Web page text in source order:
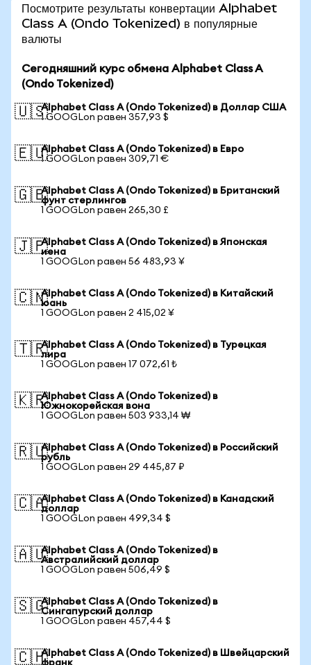
Посмотрите результаты конвертации Alphabet
Class A (Ondo Tokenized) в популярные
валюты
Сегодняшний курс обмена Alphabet Class A
(Ondo Tokenized)
🇺🇸Alphabet Class A (Ondo Tokenized) в Доллар США
1 GOOGLon равен 357,93 $
🇪🇺Alphabet Class A (Ondo Tokenized) в Евро
1 GOOGLon равен 309,71 €
🇬🇧Alphabet Class A (Ondo Tokenized) в Британский
фунт стерлингов
1 GOOGLon равен 265,30 £
🇯🇵Alphabet Class A (Ondo Tokenized) в Японская
иена
1 GOOGLon равен 56 483,93 ¥
🇨🇳Alphabet Class A (Ondo Tokenized) в Китайский
юань
1 GOOGLon равен 2 415,02 ¥
🇹🇷Alphabet Class A (Ondo Tokenized) в Турецкая
лира
1 GOOGLon равен 17 072,61 ₺
🇰🇷Alphabet Class A (Ondo Tokenized) в
Южнокорейская вона
1 GOOGLon равен 503 933,14 ₩
🇷🇺Alphabet Class A (Ondo Tokenized) в Российский
рубль
1 GOOGLon равен 29 445,87 ₽
🇨🇦Alphabet Class A (Ondo Tokenized) в Канадский
доллар
1 GOOGLon равен 499,34 $
🇦🇺Alphabet Class A (Ondo Tokenized) в
Австралийский доллар
1 GOOGLon равен 506,49 $
🇸🇬Alphabet Class A (Ondo Tokenized) в
Сингапурский доллар
1 GOOGLon равен 457,44 $
🇨🇭Alphabet Class A (Ondo Tokenized) в Швейцарский
франк